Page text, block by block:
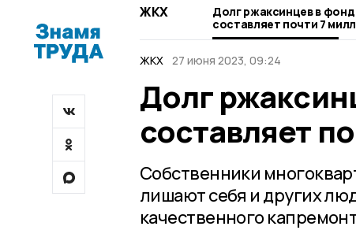
ЖКХ
Долг ржаксинцев в
составляет почти 7
ЖКХ 27 июня 2023, 09:24
Долг
составляет
Собственники
лишают себя и других
качественного